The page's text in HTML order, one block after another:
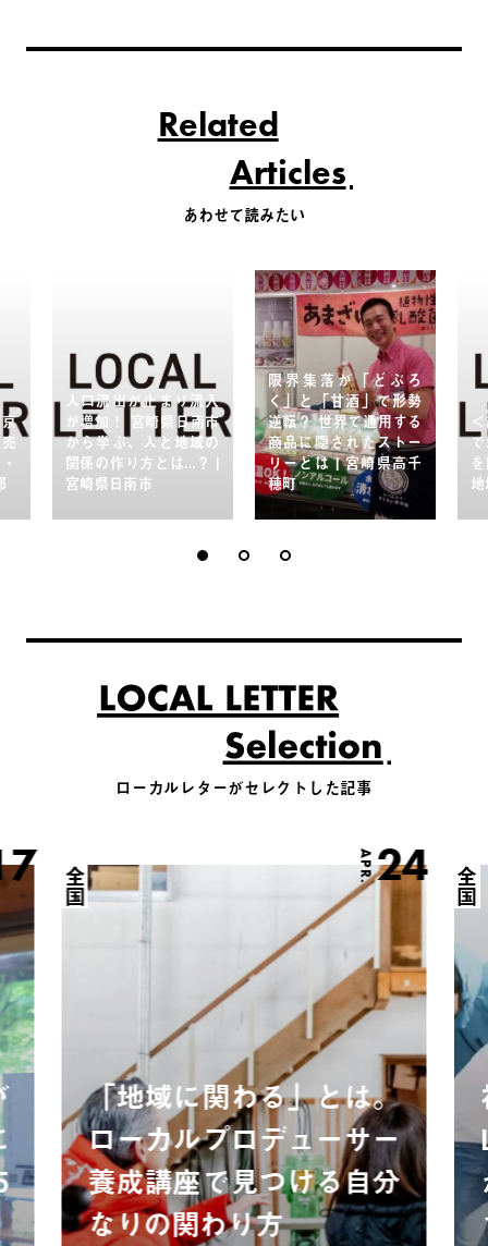
Related
Articles
あわせて読みたい
人口流出が止まり流入
が増加！ 宮崎県日南市
から学ぶ、人と地域の
関係の作り方とは...？ |
宮崎県日南市
限界集落が「どぶろ
く」と「甘酒」で形勢
逆転？ 世界で通用する
商品に隠されたストー
リーとは | 宮崎県高千
穂町
ローカルレターがセレクトした記事
APR.24
全国
「地域に関わる」とは。
ローカルプロデューサー
養成講座で見つける自分
なりの関わり方
全国